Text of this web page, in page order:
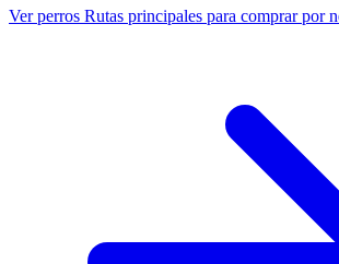
Ver perros Rutas principales para comprar por